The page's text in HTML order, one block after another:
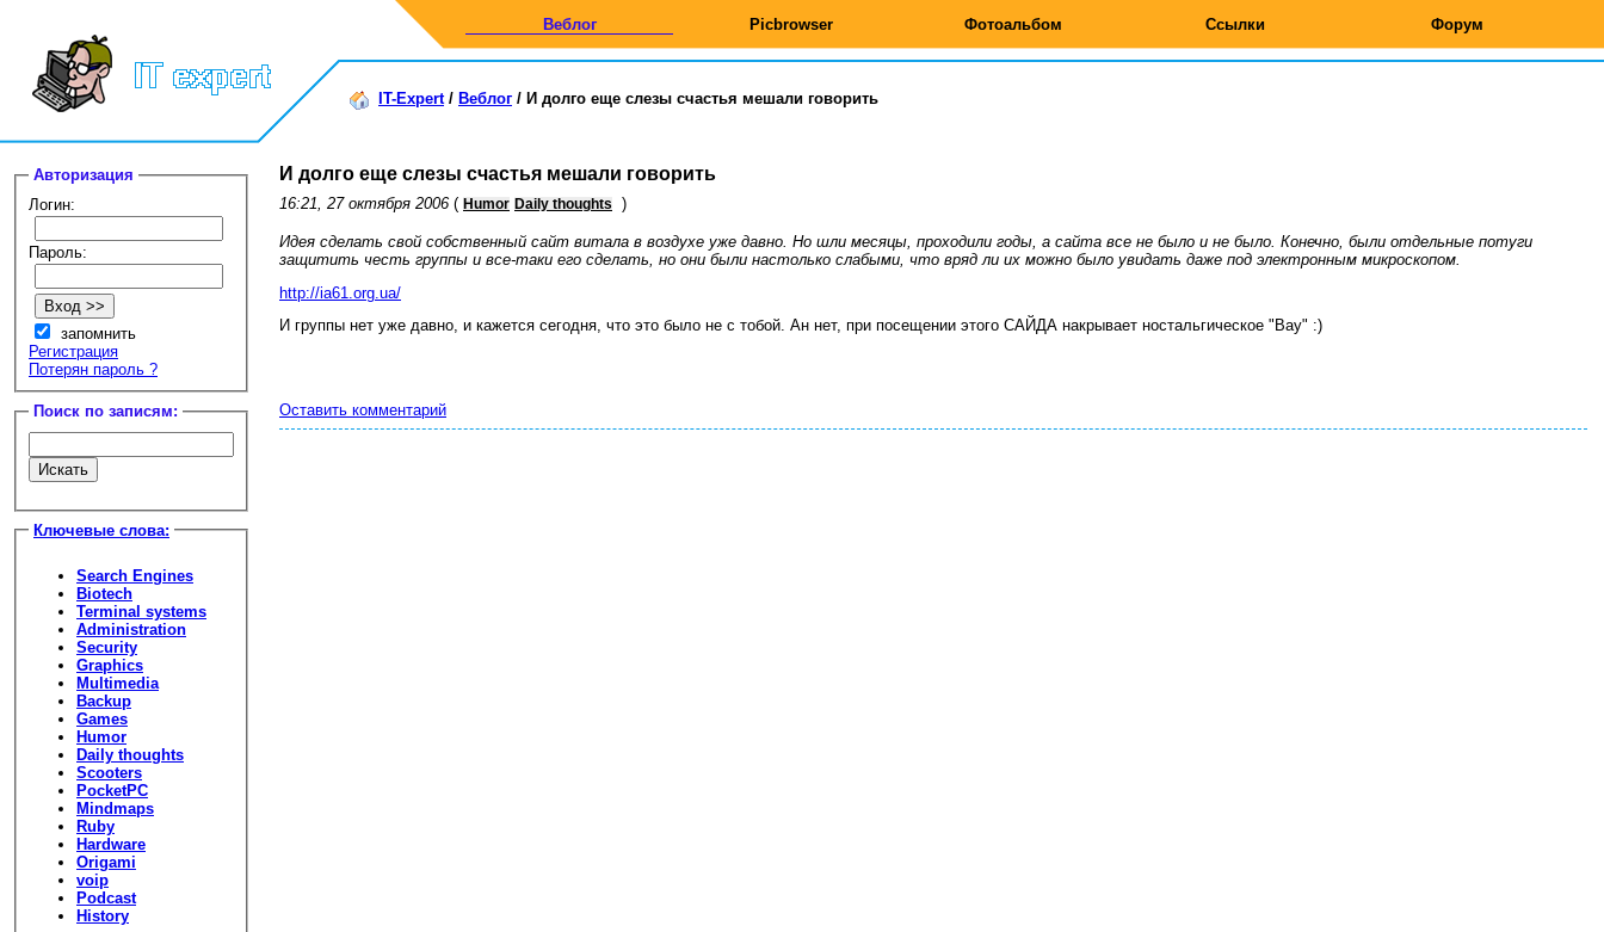
Веблог Picbrowser Фотоальбом Ссылки Форум
IT-Expert/ Веблог / И долго еще слезы счастья мешали говорить
Авторизация
Логин:
Пароль:
запомнить
Регистрация
Потерян пароль ?
Поиск по записям:
Ключевые слова:
Search Engines
Biotech
Terminal systems
Administration
Security
Graphics
Multimedia
Backup
Games
Humor
Daily thoughts
Scooters
PocketPC
Mindmaps
Ruby
Hardware
Origami
voip
Podcast
History
И долго еще слезы счастья мешали говорить
16:21, 27 октября 2006 ( Humor Daily thoughts )
Идея сделать свой собственный сайт витала в воздухе уже давно. Но шли месяцы, проходили годы, а сайта все не было и не было. Конечно, были отдельные потуги
защитить честь группы и все-таки его сделать, но они были настолько слабыми, что вряд ли их можно было увидать даже под электронным микроскопом.
http://ia61.org.ua/
И группы нет уже давно, и кажется сегодня, что это было не с тобой. Ан нет, при посещении этого САЙДА накрывает ностальгическое "Вау" :)
Оставить комментарий